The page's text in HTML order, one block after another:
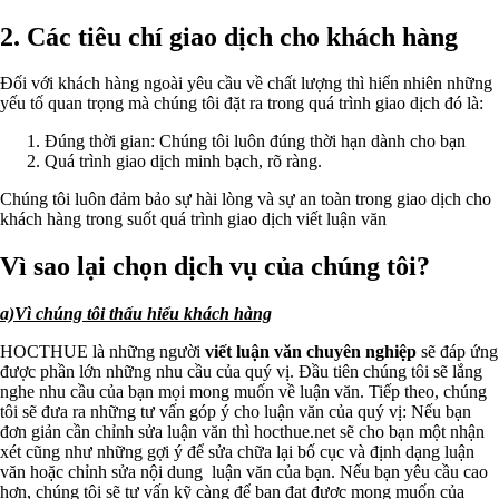
2. Các tiêu chí giao dịch cho khách hàng
Đối với khách hàng ngoài yêu cầu về chất lượng thì hiển nhiên những
yếu tố quan trọng mà chúng tôi đặt ra trong quá trình giao dịch đó là:
Đúng thời gian: Chúng tôi luôn đúng thời hạn dành cho bạn
Quá trình giao dịch minh bạch, rõ ràng.
Chúng tôi luôn đảm bảo sự hài lòng và sự an toàn trong giao dịch cho
khách hàng trong suốt quá trình giao dịch viết luận văn
Vì sao lại chọn dịch vụ của chúng tôi?
a)Vì chúng tôi thấu hiểu khách hàng
HOCTHUE là những người viết luận văn chuyên nghiệp sẽ đáp ứng
được phần lớn những nhu cầu của quý vị. Đầu tiên chúng tôi sẽ lắng
nghe nhu cầu của bạn mọi mong muốn về luận văn. Tiếp theo, chúng
tôi sẽ đưa ra những tư vấn góp ý cho luận văn của quý vị: Nếu bạn
đơn giản cần chỉnh sửa luận văn thì hocthue.net sẽ cho bạn một nhận
xét cũng như những gợi ý để sửa chữa lại bố cục và định dạng luận
văn hoặc chỉnh sửa nội dung luận văn của bạn. Nếu bạn yêu cầu cao
hơn, chúng tôi sẽ tư vấn kỹ càng để bạn đạt được mong muốn của